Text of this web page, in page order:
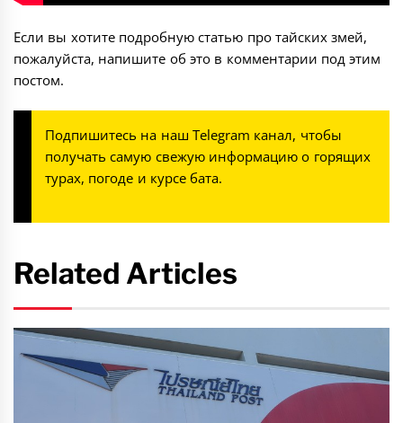
Если вы хотите подробную статью про тайских змей,
пожалуйста, напишите об это в комментарии под этим
постом.
Подпишитесь на наш Telegram канал, чтобы
получать самую свежую информацию о горящих
турах, погоде и курсе бата.
Related Articles